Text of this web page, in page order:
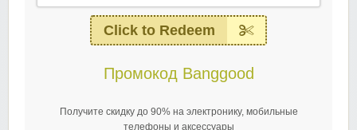
Click to Redeem
Промокод Banggood
Получите скидку до 90% на электронику, мобильные
телефоны и аксессуары